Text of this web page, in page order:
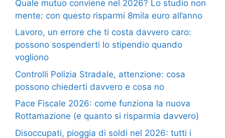
Quale mutuo conviene nel 2026? Lo studio non
mente: con questo risparmi 8mila euro all’anno
Lavoro, un errore che ti costa davvero caro:
possono sospenderti lo stipendio quando
vogliono
Controlli Polizia Stradale, attenzione: cosa
possono chiederti davvero e cosa no
Pace Fiscale 2026: come funziona la nuova
Rottamazione (e quanto si risparmia davvero)
Disoccupati, pioggia di soldi nel 2026: tutti i